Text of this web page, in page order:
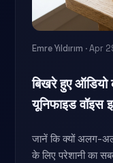
Emre Yıldırım · Apr
बिखरे हुए ऑडियो
यूनिफाइड वॉइस
जानें कि क्यों अलग-
के लिए परेशानी का